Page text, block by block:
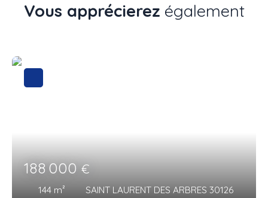
Vous apprécierez également
188 000€
144 m² SAINT LAURENT DES ARBRES 30126